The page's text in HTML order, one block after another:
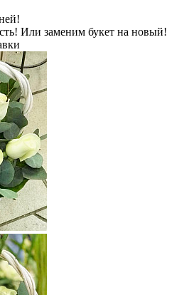
Или заменим букет на новый!